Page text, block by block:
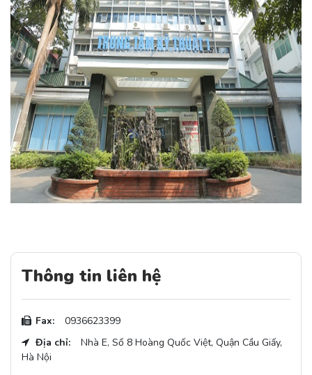
Thông tin liên hệ
Fax:
0936623399
Địa chỉ:
Nhà E, Số 8 Hoàng Quốc Việt, Quận Cầu Giấy,
Hà Nội